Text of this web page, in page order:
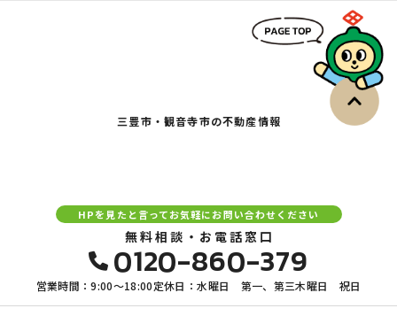
三豊市・観音寺市の不動産情報
HPを見たと言ってお気軽にお問い合わせください
無料相談・お電話窓口
0120-860-379
営業時間：9:00〜18:00定休日：水曜日 第一、第三木曜日 祝日